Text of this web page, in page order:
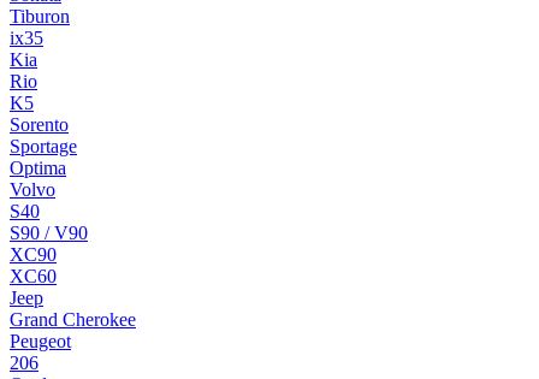
Tiburon
ix35
Kia
Rio
K5
Sorento
Sportage
Optima
Volvo
S40
S90 / V90
XC90
XC60
Jeep
Grand Cherokee
Peugeot
206